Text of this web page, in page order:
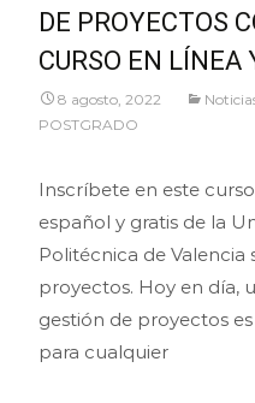
DE PROYECTOS
CURSO EN LÍNEA
8 agosto, 2022
POSTGRADO
Inscríbete en este
español y gratis de la
Politécnica de Valencia
proyectos. Hoy en día,
gestión de proyectos
para cualquier